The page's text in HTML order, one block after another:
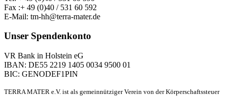
Fax :+ 49 (0)40 / 531 60 592
E-Mail: tm-hh@terra-mater.de
Unser Spendenkonto
VR Bank in Holstein eG
IBAN: DE55 2219 1405 0034 9500 01
BIC: GENODEF1PIN
TERRA MATER e.V. ist als gemeinnütziger Verein von der Körperschaftssteuer